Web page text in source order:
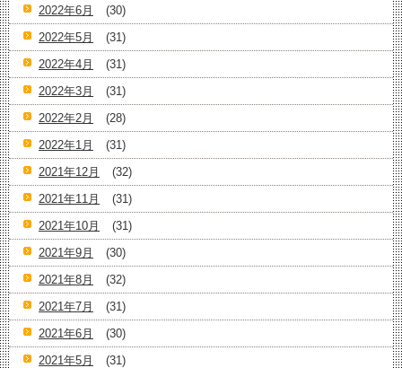
2022年6月
(30)
2022年5月
(31)
2022年4月
(31)
2022年3月
(31)
2022年2月
(28)
2022年1月
(31)
2021年12月
(32)
2021年11月
(31)
2021年10月
(31)
2021年9月
(30)
2021年8月
(32)
2021年7月
(31)
2021年6月
(30)
2021年5月
(31)